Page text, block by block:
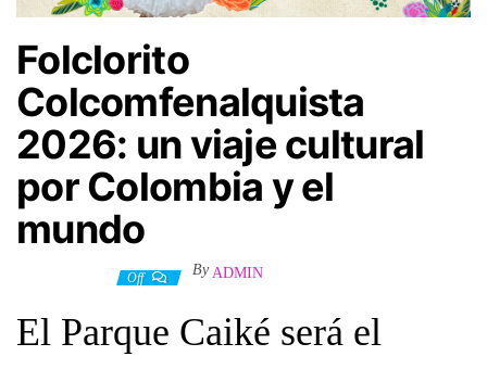
Folclorito
Colcomfenalquista
2026: un viaje cultural
por Colombia y el
mundo
Off By ADMIN
El Parque Caiké será el